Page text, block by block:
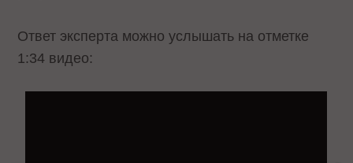
Ответ эксперта можно услышать на отметке
1:34 видео: